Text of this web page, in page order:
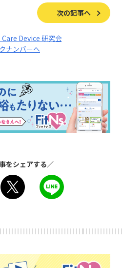
次の記事へ
Device 研究会
ナンバーへ
をシェアする／